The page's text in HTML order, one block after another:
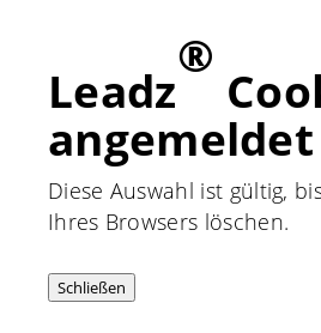
Leadz
®
angemeldet
Diese Auswahl ist gültig,
Ihres Browsers löschen.
Schließen